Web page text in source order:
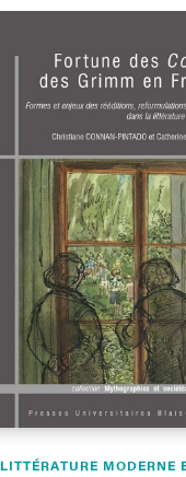
LITTÉRATURE MODERNE